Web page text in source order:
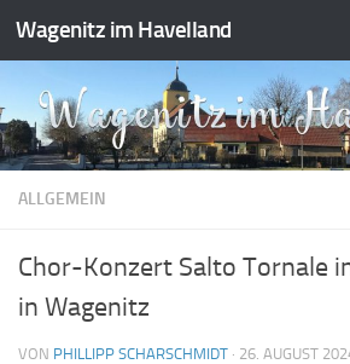
Zum Inhalt springen
Wagenitz im Havelland
ALLGEMEIN
Chor-Konzert Salto Tornale
in Wagenitz
VON PHILLIPP SCHARSCHMIDT · 26. AUGUST